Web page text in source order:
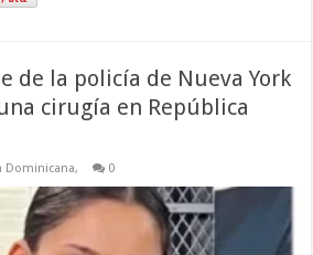
de la policía de Nueva York
cirugía en República
Dominicana, 0